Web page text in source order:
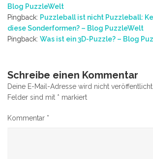
Blog PuzzleWelt
Pingback: Puzzleball ist nicht Puzzleball:
diese Sonderformen? – Blog PuzzleWelt
Pingback: Was ist ein 3D-Puzzle? – Blog
Schreibe einen Kommentar
Deine E-Mail-Adresse wird nicht veröffentlicht.
Felder sind mit * markiert
Kommentar *